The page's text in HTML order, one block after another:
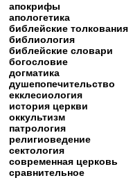
апокрифы
апологетика
библейские толкования
библиология
библейские словари
богословие
догматика
душепопечительство
екклесиология
история церкви
оккультизм
патрология
религиоведение
сектология
современная церковь
сравнительное